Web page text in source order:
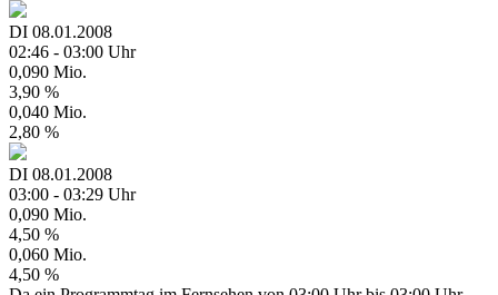
DI 08.01.2008
02:46 - 03:00 Uhr
0,090 Mio.
3,90 %
0,040 Mio.
2,80 %
DI 08.01.2008
03:00 - 03:29 Uhr
0,090 Mio.
4,50 %
0,060 Mio.
4,50 %